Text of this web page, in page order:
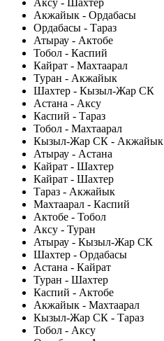
Аксу - Шахтер
Акжайык - Ордабасы
Ордабасы - Тараз
Атырау - Актобе
Тобол - Каспий
Кайрат - Махтаарал
Туран - Акжайык
Шахтер - Кызыл-Жар СК
Астана - Аксу
Каспий - Тараз
Тобол - Махтаарал
Кызыл-Жар СК - Акжайык
Атырау - Астана
Кайрат - Шахтер
Кайрат - Шахтер
Тараз - Акжайык
Махтаарал - Каспий
Актобе - Тобол
Аксу - Туран
Атырау - Кызыл-Жар СК
Шахтер - Ордабасы
Астана - Кайрат
Туран - Шахтер
Каспий - Актобе
Акжайык - Махтаарал
Кызыл-Жар СК - Тараз
Тобол - Аксу